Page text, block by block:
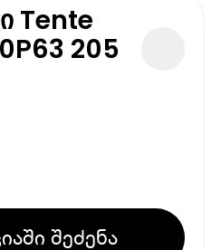
Tente
205
შეძენა